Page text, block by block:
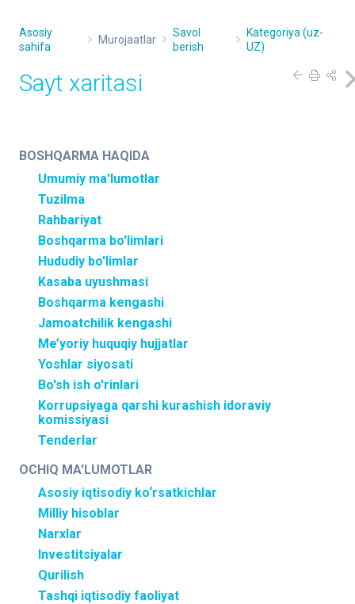
Asosiy
sahifa
Murojaatlar
Savol
berish
Kategoriya (uz-
UZ)
Sayt xaritasi
BOSHQARMA HAQIDA
Umumiy ma'lumotlar
Tuzilma
Rahbariyat
Boshqarma bo'limlari
Hududiy bo'limlar
Kasaba uyushmasi
Boshqarma kengashi
Jamoatchilik kengashi
Me’yoriy huquqiy hujjatlar
Yoshlar siyosati
Bo'sh ish o'rinlari
Korrupsiyaga qarshi kurashish idoraviy
komissiyasi
Tenderlar
OCHIQ MA'LUMOTLAR
Asosiy iqtisodiy ko‘rsatkichlar
Milliy hisoblar
Narxlar
Investitsiyalar
Qurilish
Tashqi iqtisodiy faoliyat